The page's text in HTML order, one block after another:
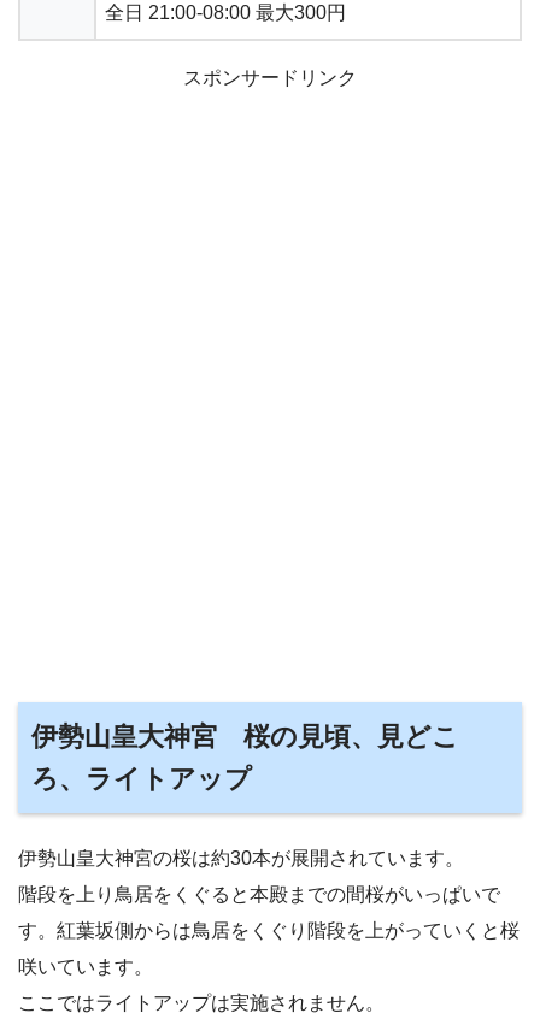
全日 21:00-08:00 最大300円
スポンサードリンク
伊勢山皇大神宮 桜の見頃、見どこ
ろ、ライトアップ
伊勢山皇大神宮の桜は約30本が展開されています。
階段を上り鳥居をくぐると本殿までの間桜がいっぱいで
す。紅葉坂側からは鳥居をくぐり階段を上がっていくと桜
咲いています。
ここではライトアップは実施されません。